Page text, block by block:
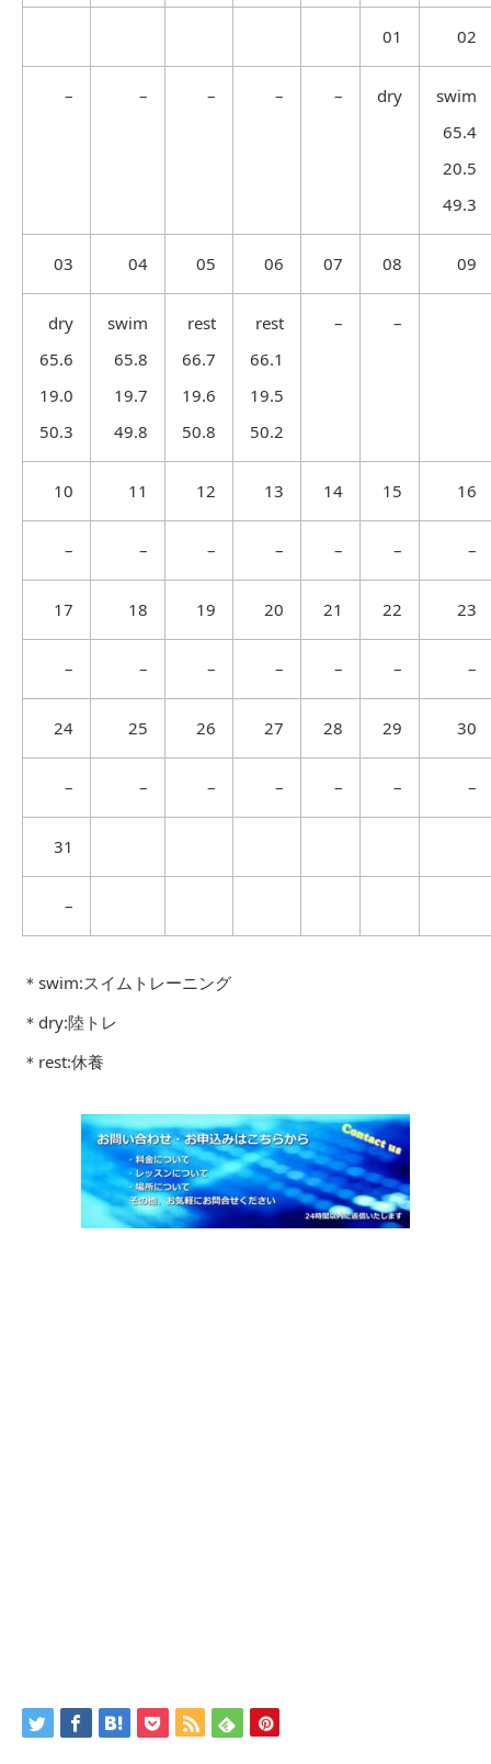
01 02
– – – – – dry
swim
65.4
20.5
49.3
03 04 05 06 07 08 09
dry
65.6
19.0
50.3
swim
65.8
19.7
49.8
rest
66.7
19.6
50.8
rest
66.1
19.5
50.2
– –
10 11 12 13 14 15 16
– – – – – – –
17 18 19 20 21 22 23
– – – – – – –
24 25 26 27 28 29 30
– – – – – – –
31
–
＊swim:スイムトレーニング
＊dry:陸トレ
＊rest:休養